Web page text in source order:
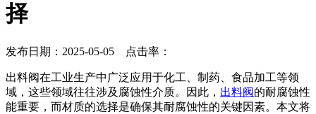
择
发布日期：2025-05-05 点击率：
出料阀在工业生产中广泛应用于化工、制药、食品加工等领
域，这些领域往往涉及腐蚀性介质。因此， 出料阀的耐腐蚀性
能重要，而材质的选择是确保其耐腐蚀性的关键因素。本文将